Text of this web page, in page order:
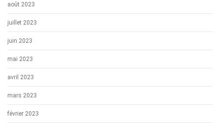
août 2023
juillet 2023
juin 2023
mai 2023
avril 2023
mars 2023
février 2023